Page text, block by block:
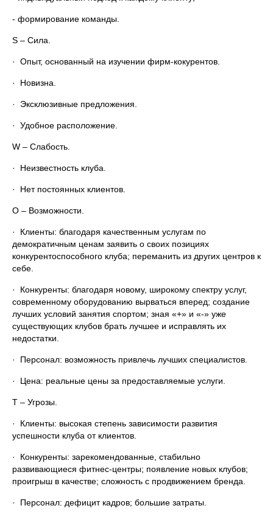
- формирование команды.
S – Сила.
· Опыт, основанный на изучении фирм-кокурентов.
· Новизна.
· Эксклюзивные предложения.
· Удобное расположение.
W – Слабость.
· Неизвестность клуба.
· Нет постоянных клиентов.
О – Возможности.
· Клиенты: благодаря качественным услугам по
демократичным ценам заявить о своих позициях
конкурентоспособного клуба; переманить из других центров к
себе.
· Конкуренты: благодаря новому, широкому спектру услуг,
современному оборудованию вырваться вперед; создание
лучших условий занятия спортом; зная «+» и «-» уже
существующих клубов брать лучшее и исправлять их
недостатки.
· Персонал: возможность привлечь лучших специалистов.
· Цена: реальные цены за предоставляемые услуги.
T – Угрозы.
· Клиенты: высокая степень зависимости развития
успешности клуба от клиентов.
· Конкуренты: зарекомендованные, стабильно
развивающиеся фитнес-центры; появление новых клубов;
проигрыш в качестве; сложность с продвижением бренда.
· Персонал: дефицит кадров; большие затраты.